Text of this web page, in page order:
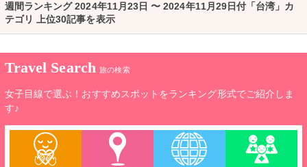
週間ランキング 2024年11月23日 〜 2024年11月29日付「台湾」カ
テゴリ 上位30記事を表示
Travel Search 旅の検索
女子目線で選ぶ！おすすめスポットをランキング形式でご紹介しま
す♪